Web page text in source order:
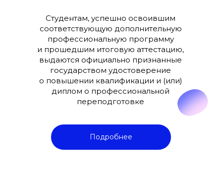
Студентам, успешно освоившим
соответствующую дополнительную
профессиональную программу
и прошедшим итоговую аттестацию,
выдаются официально признанные
государством удостоверение
о повышении квалификации и (или)
диплом о профессиональной
переподготовке
Подробнее